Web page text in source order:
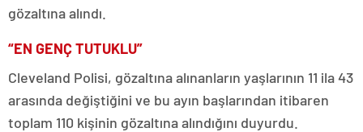
gözaltına alındı.
“EN GENÇ TUTUKLU”
Cleveland Polisi, gözaltına alınanların yaşlarının 11 ila 43
arasında değiştiğini ve bu ayın başlarından itibaren
toplam 110 kişinin gözaltına alındığını duyurdu.